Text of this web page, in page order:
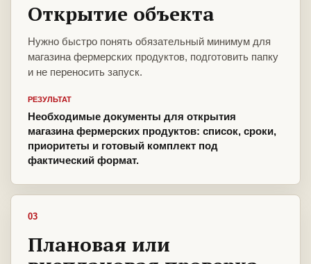
Открытие объекта
Нужно быстро понять обязательный минимум для
магазина фермерских продуктов, подготовить папку
и не переносить запуск.
РЕЗУЛЬТАТ
Необходимые документы для открытия
магазина фермерских продуктов: список, сроки,
приоритеты и готовый комплект под
фактический формат.
03
Плановая или